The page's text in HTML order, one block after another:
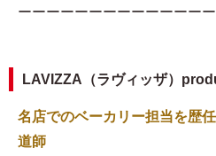
ーーーーーーーーーーーーー
LAVIZZA（ラヴィッザ）
名店でのベーカリー担当を歴
道師